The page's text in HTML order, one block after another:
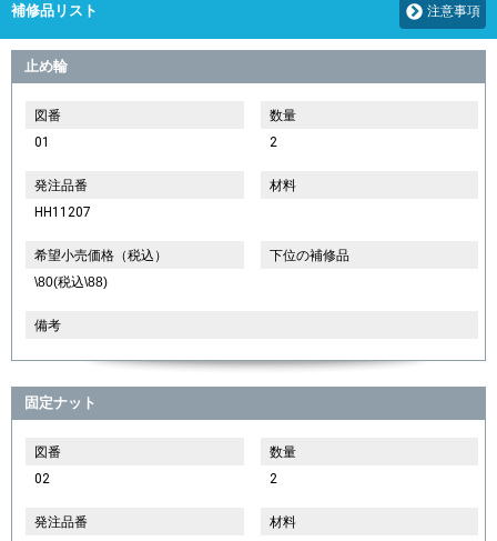
補修品リスト 注意事項
止め輪
図番
01
数量
2
発注品番
HH11207
材料
希望小売価格（税込）
\80(税込\88)
下位の補修品
備考
固定ナット
図番
02
数量
2
発注品番
材料